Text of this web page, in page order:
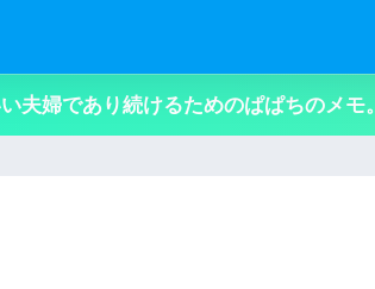
夫婦であり続けるためのぱぱちのメモ。